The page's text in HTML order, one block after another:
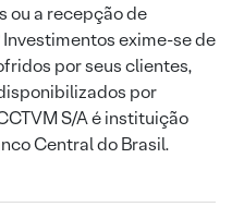
ou a recepção de
exime-se de
por seus clientes,
por
S/A é instituição
Central do Brasil.